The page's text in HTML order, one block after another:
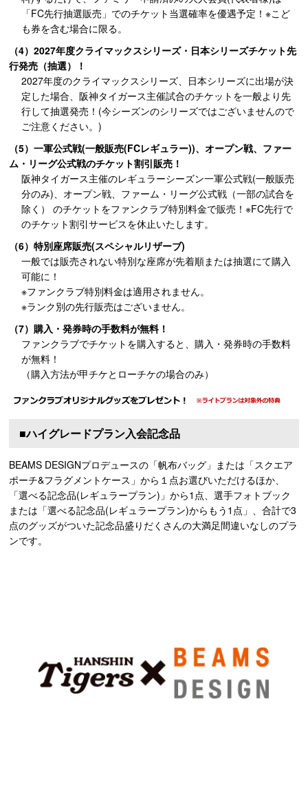
「FC先行抽選販売」でのチケット当選確率を優遇予定！※こど
も券を含む場合に限る。
（4）2027年度クライマックスシリーズ・日本シリーズチケット先
行発売（抽選）！
2027年度のクライマックスシリーズ、日本シリーズに出場が決
定した場合、阪神タイガース主催試合のチケットを一般より先
行して抽選発売！(今シーズンのシリーズではございませんので
ご注意ください。)
（5）一軍公式戦(一般販売(FCレギュラー))、オープン戦、ファー
ム・リーグ公式戦のチケット割引販売！
阪神タイガース主催のレギュラーシーズン一軍公式戦(一般販売
分のみ)、オープン戦、ファーム・リーグ公式戦（一部の試合を
除く） のチケットをファンクラブ特別料金で販売！※FC先行で
のチケット割引サービスを休止いたします。
（6）特別座席販売(スペシャルリザーブ)
一般では販売されない特別な座席が先着順または抽選にて購入
可能に！
※ファンクラブ特別料金は適用されません。
※ランク別の先行販売はございません。
（7）購入・発券時の手数料が無料！
ファンクラブでチケットを購入すると、購入・発券時の手数料
が無料！
（購入方法が甲チケとローチケの場合のみ）
■ハイグレードプラン入会記念品
BEAMS DESIGNプロデュースの「帆布バッグ」または「スクエア
ポーチ&フラグメントケース」から１点お選びいただけるほか、
「選べる記念品(レギュラープラン)」から1点、選手フォトブック
または「選べる記念品(レギュラープラン)からもう1点」、合計で3
点のグッズがついた記念品盛りだくさんの大満足間違いなしのプラ
ンです。